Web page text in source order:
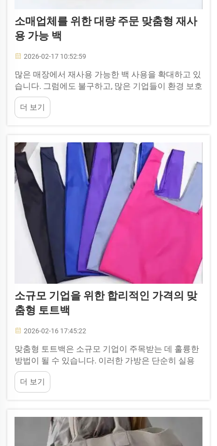
소매업체를 위한 대량 주문 맞춤형 재사
용 가능 백
2026-02-17 10:52:59
많은 매장에서 재사용 가능한 백 사용을 확대하고 있
습니다. 그럼에도 불구하고, 많은 기업들이 환경 보호
와 브랜드 강화를 동시에 달성하기 위해 대량으로 맞
춤형 재사용 백을 도입하고 있습니다. 이 백은 내구
성이 뛰어나 장보기용 가방으로도 충분히 활용할 수
더 보기
소규모 기업을 위한 합리적인 가격의 맞
춤형 토트백
2026-02-16 17:45:22
맞춤형 토트백은 소규모 기업이 주목받는 데 훌륭한
방법이 될 수 있습니다. 이러한 가방은 단순히 실용
적인 것 이상으로, 귀사의 브랜드 정체성을 반영하도
록 디자인될 수 있습니다. KINGSTAR에서 저렴한 가
격의 맞춤형 토트백을 선택하면, 세련되고 실용적인
더 보기